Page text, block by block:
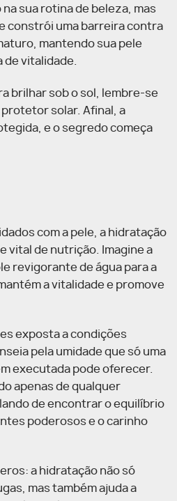
na sua rotina de beleza, mas
constrói uma barreira contra
mantendo sua pele
de vitalidade.
brilhar sob o sol, lembre-se
solar. Afinal, a
e o segredo começa
com a pele, a hidratação
vital de nutrição. Imagine a
revigorante de água para a
a vitalidade e promove
exposta a condições
pela umidade que só uma
executada pode oferecer.
apenas de qualquer
de encontrar o equilíbrio
poderosos e o carinho
a hidratação não só
mas também ajuda a